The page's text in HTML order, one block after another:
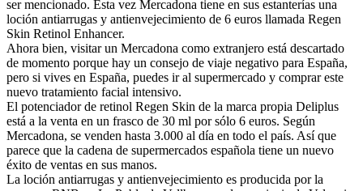
ser mencionado. Esta vez Mercadona tiene en sus estanterías una
loción antiarrugas y antienvejecimiento de 6 euros llamada Regen
Skin Retinol Enhancer.
Ahora bien, visitar un Mercadona como extranjero está descartado
de momento porque hay un consejo de viaje negativo para España,
pero si vives en España, puedes ir al supermercado y comprar este
nuevo tratamiento facial intensivo.
El potenciador de retinol Regen Skin de la marca propia Deliplus
está a la venta en un frasco de 30 ml por sólo 6 euros. Según
Mercadona, se venden hasta 3.000 al día en todo el país. Así que
parece que la cadena de supermercados española tiene un nuevo
éxito de ventas en sus manos.
La loción antiarrugas y antienvejecimiento es producida por la